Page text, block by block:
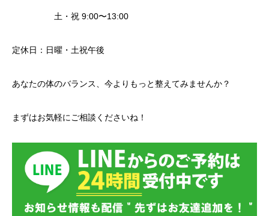
土・祝 9:00〜13:00
定休日：日曜・土祝午後
あなたの体のバランス、今よりもっと整えてみませんか？
まずはお気軽にご相談くださいね！